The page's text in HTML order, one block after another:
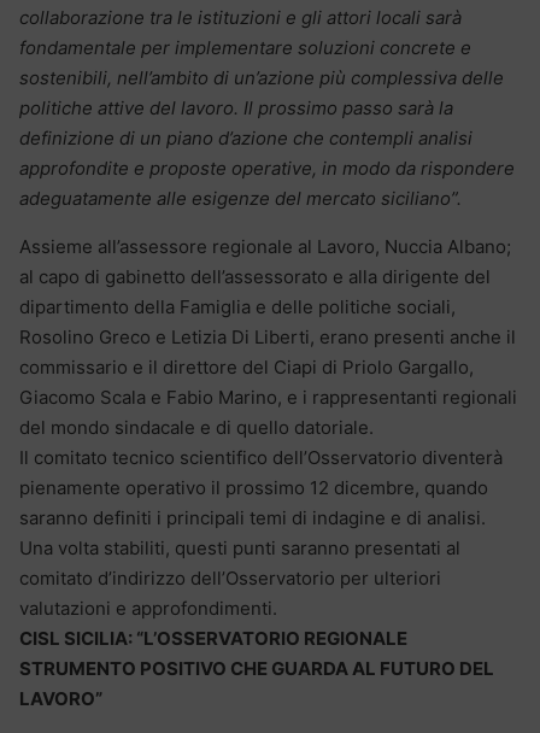
collaborazione tra le istituzioni e gli attori locali sarà
fondamentale per implementare soluzioni concrete e
sostenibili, nell’ambito di un’azione più complessiva delle
politiche attive del lavoro. Il prossimo passo sarà la
definizione di un piano d’azione che contempli analisi
approfondite e proposte operative, in modo da rispondere
adeguatamente alle esigenze del mercato siciliano”.
Assieme all’assessore regionale al Lavoro, Nuccia Albano;
al capo di gabinetto dell’assessorato e alla dirigente del
dipartimento della Famiglia e delle politiche sociali,
Rosolino Greco e Letizia Di Liberti, erano presenti anche il
commissario e il direttore del Ciapi di Priolo Gargallo,
Giacomo Scala e Fabio Marino, e i rappresentanti regionali
del mondo sindacale e di quello datoriale.
Il comitato tecnico scientifico dell’Osservatorio diventerà
pienamente operativo il prossimo 12 dicembre, quando
saranno definiti i principali temi di indagine e di analisi.
Una volta stabiliti, questi punti saranno presentati al
comitato d’indirizzo dell’Osservatorio per ulteriori
valutazioni e approfondimenti.
CISL SICILIA: “L’OSSERVATORIO REGIONALE
STRUMENTO POSITIVO CHE GUARDA AL FUTURO DEL
LAVORO”